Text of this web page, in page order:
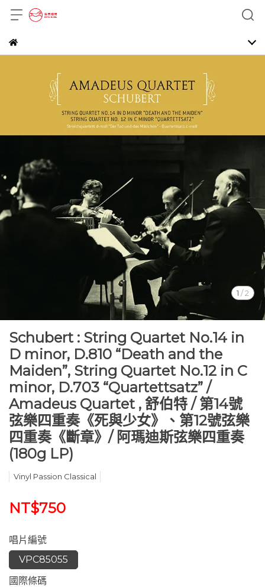
1 /2
Schubert : String Quartet No.14 in
D minor, D.810 “Death and the
Maiden”, String Quartet No.12 in C
minor, D.703 “Quartettsatz” /
Amadeus Quartet , 舒伯特 / 第14號
弦樂四重奏《死與少女》、第12號弦樂
四重奏《斷章》/ 阿瑪迪斯弦樂四重奏
(180g LP)
Vinyl Passion Classical
NT$750
唱片編號
VPC85055
國際條碼